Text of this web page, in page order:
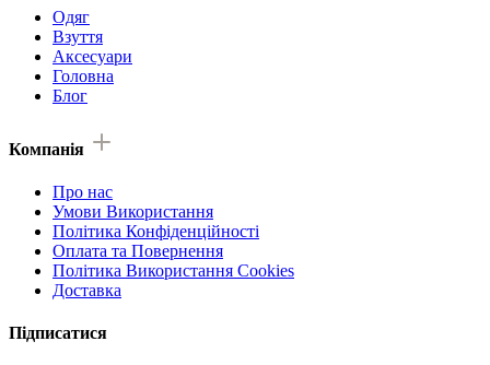
Одяг
Взуття
Аксесуари
Головна
Блог
Компанія
Про нас
Умови Використання
Політика Конфіденційності
Оплата та Повернення
Політика Використання Cookies
Доставка
Підписатися